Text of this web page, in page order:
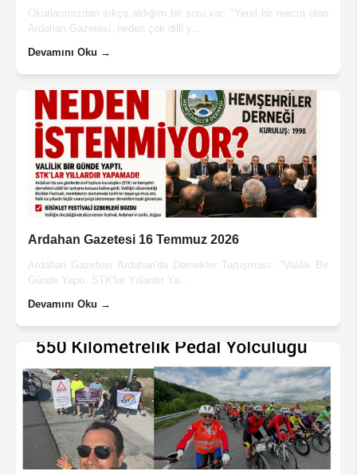
Okurlarımızdan sıkça aldığım bir soru var: "Yerel bir mecra olan
Ardahan Gazetesi, neden çok dilli y...
Devamını Oku →
Ardahan Gazetesi 16 Temmuz 2026
Ardahan Gazetesi Ardahan'da Dernekler Tartışması: "Valilik Bir
Günde Yaptı, STK'lar Yıllardır Ya...
Devamını Oku →